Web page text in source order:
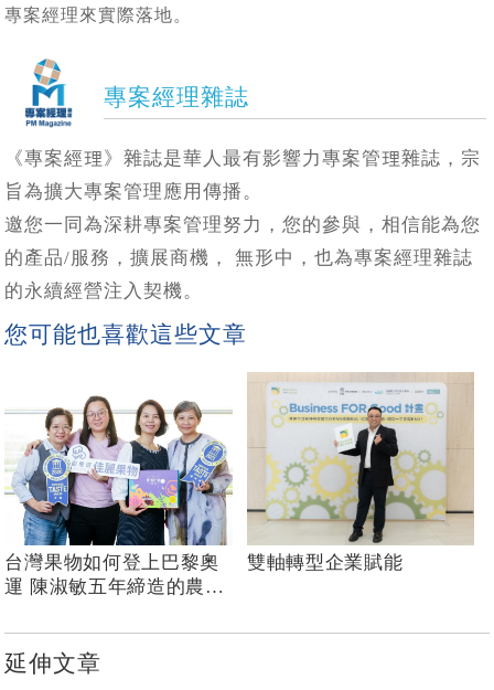
專案經理來實際落地。
專案經理雜誌
《專案經理》雜誌是華人最有影響力專案管理雜誌，宗
旨為擴大專案管理應用傳播。
邀您一同為深耕專案管理努力，您的參與，相信能為您
的產品/服務，擴展商機， 無形中，也為專案經理雜誌
的永續經營注入契機。
您可能也喜歡這些文章
台灣果物如何登上巴黎奧
運 陳淑敏五年締造的農產
雙軸轉型企業賦能
延伸文章